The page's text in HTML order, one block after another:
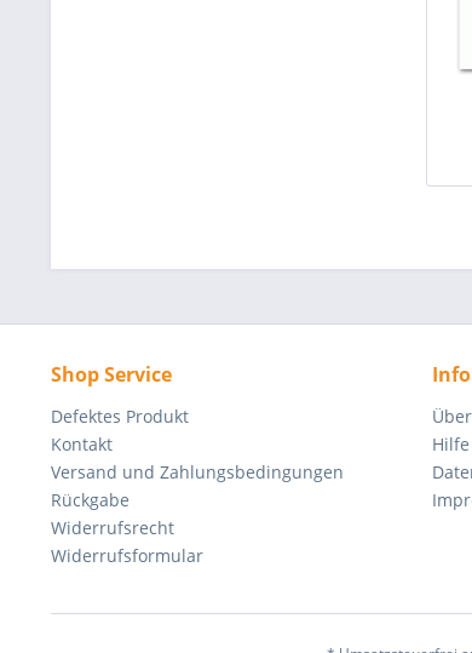
Shop Service
Defektes Produkt
Kontakt
Versand und Zahlungsbedingungen
Rückgabe
Widerrufsrecht
Widerrufsformular